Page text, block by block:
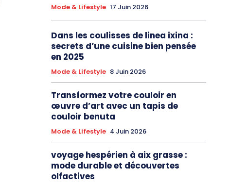
Mode & Lifestyle 17 Juin 2026
Dans les coulisses de linea ixina :
secrets d’une cuisine bien pensée
en 2025
Mode & Lifestyle 8 Juin 2026
Transformez votre couloir en
œuvre d’art avec un tapis de
couloir benuta
Mode & Lifestyle 4 Juin 2026
voyage hespérien à aix grasse :
mode durable et découvertes
olfactives